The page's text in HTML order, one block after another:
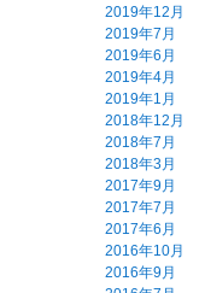
2019年12月
2019年7月
2019年6月
2019年4月
2019年1月
2018年12月
2018年7月
2018年3月
2017年9月
2017年7月
2017年6月
2016年10月
2016年9月